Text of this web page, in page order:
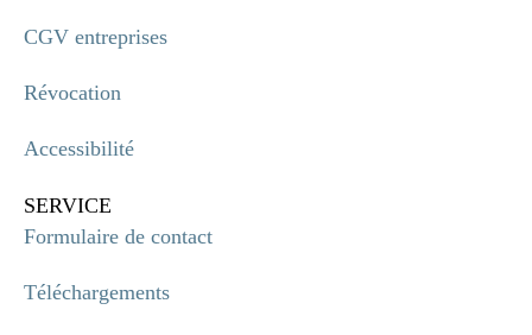
CGV entreprises
Révocation
Accessibilité
SERVICE
Formulaire de contact
Téléchargements